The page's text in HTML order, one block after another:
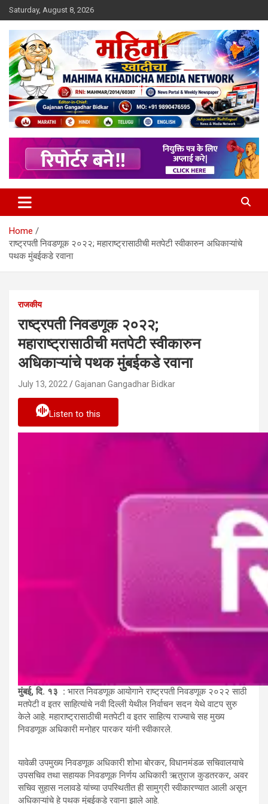
Skip
to
content
Saturday, August 8, 2026
Mahimakhadicha
Home
राष्ट्रपती निवडणूक २०२२; महाराष्ट्रासाठीची मतपेटी स्वीकारुन अधिकाऱ्यांचे
पथक मुंबईकडे रवाना
राजकीय
राष्ट्रपती निवडणूक २०२२;
महाराष्ट्रासाठीची मतपेटी स्वीकारुन
अधिकाऱ्यांचे पथक मुंबईकडे रवाना
July 13, 2022 Gajanan Gangadhar Bidkar
Listen to this
मुंबई, दि. १३ : भारत निवडणूक आयोगाने राष्ट्रपती निवडणूक २०२२ साठी
मतपेटी व इतर साहित्यांचे नवी दिल्ली येथील निर्वाचन सदन येथे वाटप सुरु
केले आहे. महाराष्ट्रासाठीची मतपेटी व इतर साहित्य राज्याचे सह मुख्य
निवडणूक अधिकारी मनोहर पारकर यांनी स्वीकारले.
यावेळी उपमुख्य निवडणूक अधिकारी शोभा बोरकर, विधानमंडळ सचिवालयाचे
उपसचिव तथा सहायक निवडणूक निर्णय अधिकारी ऋतुराज कुडतरकर, अवर
सचिव सुहास नलावडे यांच्या उपस्थितीत ही सामुग्री स्वीकारण्यात आली असून
अधिकाऱ्यांचे हे पथक मुंबईकडे रवाना झाले आहे.